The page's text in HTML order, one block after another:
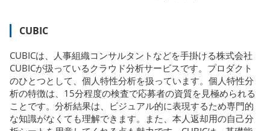
CUBIC
CUBICは、人事組織コンサルタントなどを手掛ける株式会社
CUBICが扱っているクラウド分析サービスです。プロダクト
のひとつとして、個人特性分析を扱っています。個人特性分
析の特徴は、15分程度の検査で応募者の資質を見極められる
ことです。分析結果は、ビジュアル的に表現するため専門的
な知識がなくても理解できます。また、本人返却用の自己分